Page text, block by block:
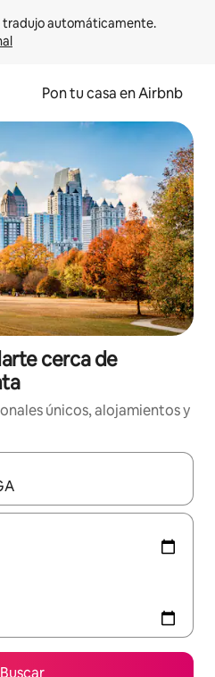
Pon tu casa en Airbnb
cerca de
únicos, alojamientos y
disponibles, navega con las
Buscar